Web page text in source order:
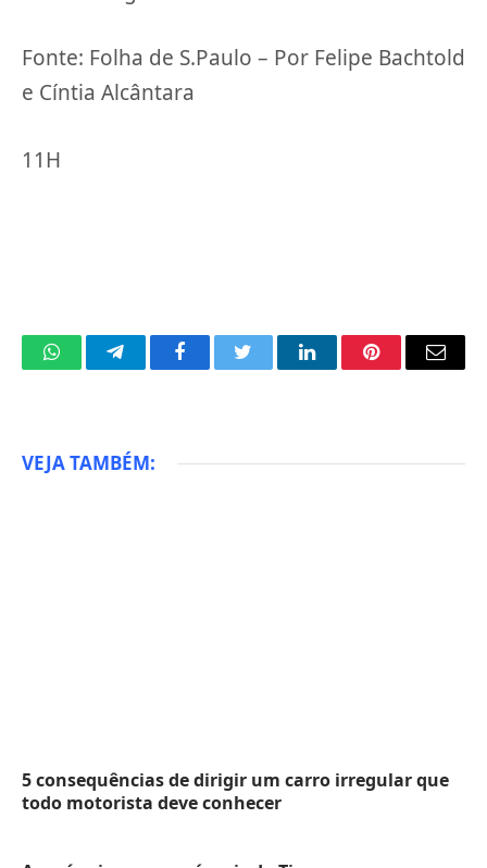
Fonte: Folha de S.Paulo – Por Felipe Bachtold
e Cíntia Alcântara
11H
WhatsAppTelegramFacebookTwitter LinkedInPinterestEmail
VEJA TAMBÉM:
5 consequências de dirigir um carro irregular que
todo motorista deve conhecer